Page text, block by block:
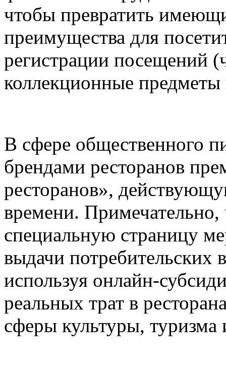
чтобы превратить
преимущества для
регистрации посещений
коллекционные
В сфере общественного
брендами ресторанов
ресторанов»,
времени. Примечательно,
специальную страницу
выдачи потребительских
используя онлайн-
реальных трат в
сферы культуры, туризма